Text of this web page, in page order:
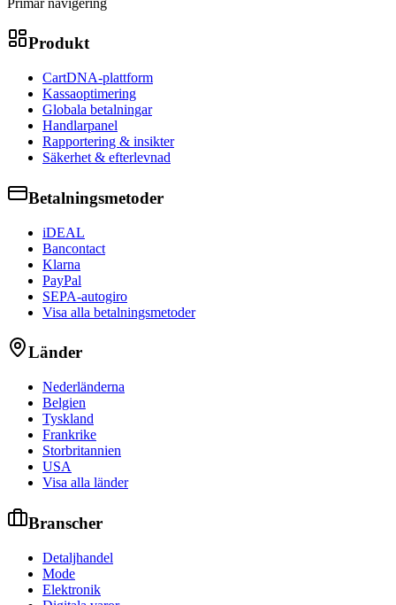
Produkt
CartDNA-plattform
Kassaoptimering
Globala betalningar
Handlarpanel
Rapportering & insikter
Säkerhet & efterlevnad
Betalningsmetoder
iDEAL
Bancontact
Klarna
PayPal
SEPA-autogiro
Visa alla betalningsmetoder
Länder
Nederländerna
Belgien
Tyskland
Frankrike
Storbritannien
USA
Visa alla länder
Branscher
Detaljhandel
Mode
Elektronik